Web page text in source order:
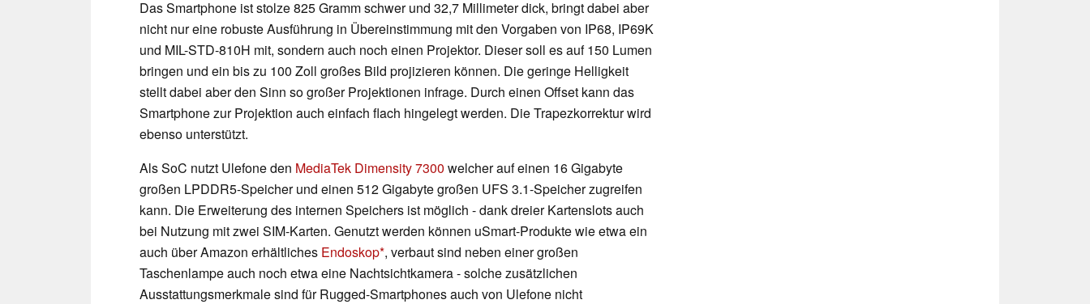
Das Smartphone ist stolze 825 Gramm schwer und 32,7 Millimeter dick, bringt dabei aber
nicht nur eine robuste Ausführung in Übereinstimmung mit den Vorgaben von IP68, IP69K
und MIL-STD-810H mit, sondern auch noch einen Projektor. Dieser soll es auf 150 Lumen
bringen und ein bis zu 100 Zoll großes Bild projizieren können. Die geringe Helligkeit
stellt dabei aber den Sinn so großer Projektionen infrage. Durch einen Offset kann das
Smartphone zur Projektion auch einfach flach hingelegt werden. Die Trapezkorrektur wird
ebenso unterstützt.
Als SoC nutzt Ulefone den MediaTek Dimensity 7300 welcher auf einen 16 Gigabyte
großen LPDDR5-Speicher und einen 512 Gigabyte großen UFS 3.1-Speicher zugreifen
kann. Die Erweiterung des internen Speichers ist möglich - dank dreier Kartenslots auch
bei Nutzung mit zwei SIM-Karten. Genutzt werden können uSmart-Produkte wie etwa ein
auch über Amazon erhältliches Endoskop , verbaut sind neben einer großen
Taschenlampe auch noch etwa eine Nachtsichtkamera - solche zusätzlichen
Ausstattungsmerkmale sind für Rugged-Smartphones auch von Ulefone nicht